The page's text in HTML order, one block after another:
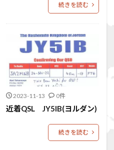
続きを読む
2023-11-13 0件
近着QSL JY5IB(ヨルダン)
続きを読む